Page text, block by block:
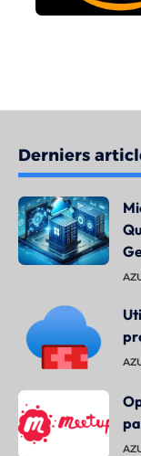
Derniers